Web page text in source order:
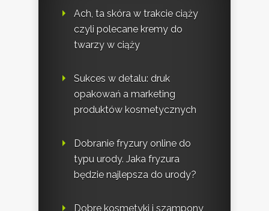
Ach, ta skóra w trakcie ciąży
czyli polecane kremy do
twarzy w ciąży
Sukces w detalu: druk
opakowań a marketing
produktów kosmetycznych
Dobranie fryzury online do
typu urody. Jaka fryzura
będzie najlepsza do urody?
Dobre kosmetyki i szampony